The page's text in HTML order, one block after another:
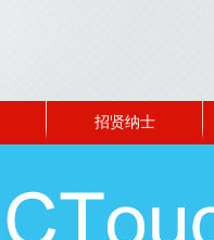
招贤纳士